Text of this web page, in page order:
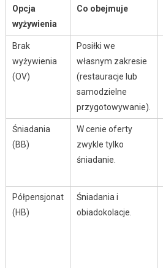
Opcja
wyżywienia
Co obejmuje
Brak
wyżywienia
(OV)
Posiłki we
własnym zakresie
(restauracje lub
samodzielne
przygotowywanie).
Śniadania
(BB)
W cenie oferty
zwykle tylko
śniadanie.
Półpensjonat
(HB)
Śniadania i
obiadokolacje.